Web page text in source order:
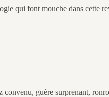
qui font mouche dans cette
convenu, guère surprenant,